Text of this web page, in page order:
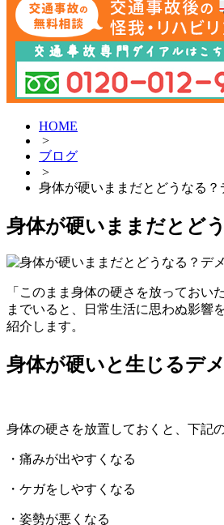
HOME
>
ブログ
>
身体が硬いままだとどうなる
身体が硬いままだとど
「このまま身体の硬さを放ってお
までいると、日常生活に思わぬ影響
紹介します。
身体が硬いと生じるデ
身体の硬さを放置しておくと、下記
・痛みが出やすくなる
・ケガをしやすくなる
・姿勢が悪くなる